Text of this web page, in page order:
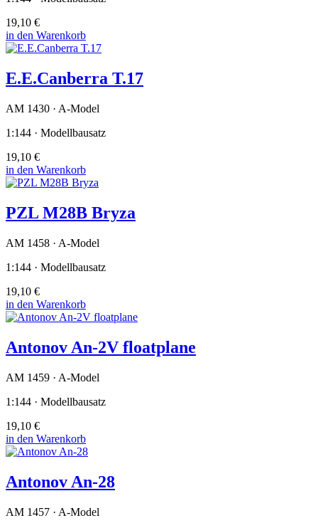
19,10 €
in den Warenkorb
E.E.Canberra T.17
AM 1430 · A-Model
1:144 · Modellbausatz
19,10 €
in den Warenkorb
PZL M28B Bryza
AM 1458 · A-Model
1:144 · Modellbausatz
19,10 €
in den Warenkorb
Antonov An-2V floatplane
AM 1459 · A-Model
1:144 · Modellbausatz
19,10 €
in den Warenkorb
Antonov An-28
AM 1457 · A-Model